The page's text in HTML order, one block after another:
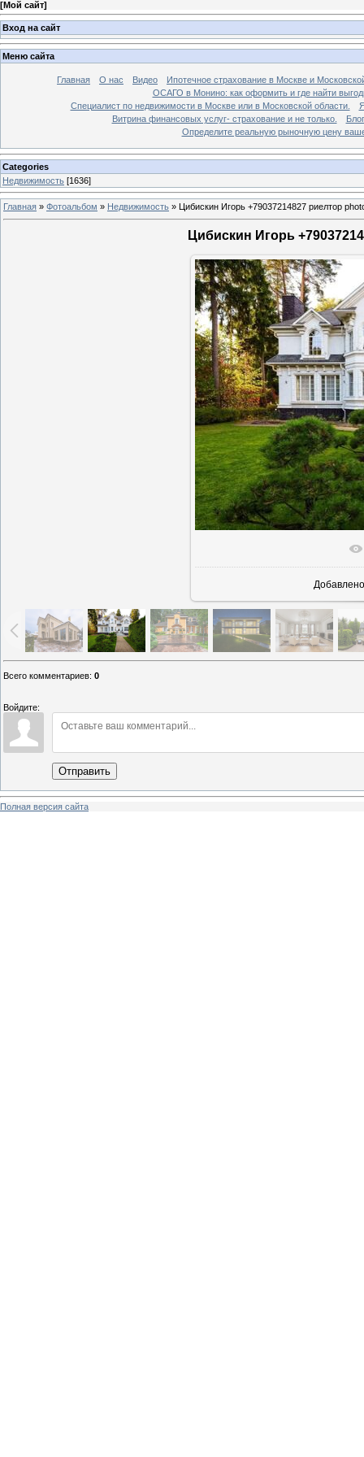
[Мой сайт]
Вход на сайт
Меню сайта
Главная О нас Видео
Ипотечное страхование в Москве и
ОСАГО в Монино: как оформить и где найти
Специалист по недвижимости в Москве или в Московской области.
Витрина финансовых услуг- страхование и не только.
Блог
Определите реальную рыночную цену
Categories
Недвижимость [1636]
Главная » Фотоальбом » Недвижимость » Цибискин Игорь +79037214827 риелтор
Цибискин Игорь
В
Добавлено
Всего комментариев: 0
Войдите:
Отправить
Полная версия сайта